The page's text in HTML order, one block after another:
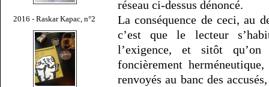
2016 - Raskar Kapac, n°2
réseau ci-dessus dénoncé.
La conséquence de ceci, au
c’est que le lecteur
l’exigence, et sitôt
foncièrement
renvoyés au banc des